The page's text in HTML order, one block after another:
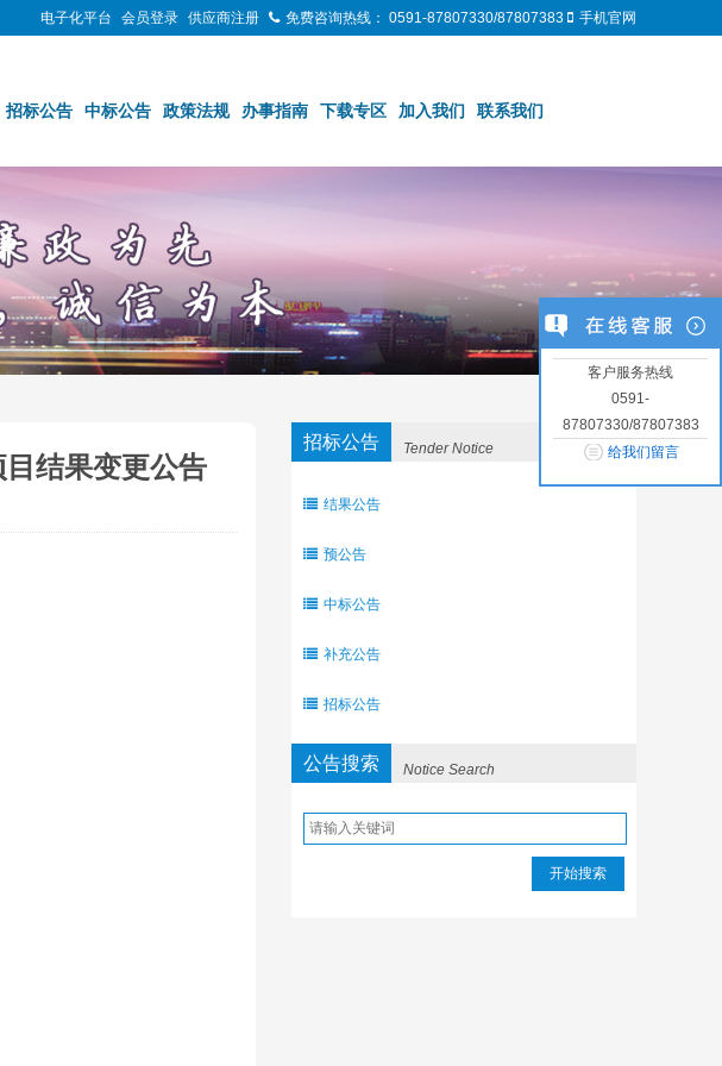
电子化平台 会员登录 供应商注册 免费咨询热线： 0591-87807330/87807383 手机官网
招标公告 中标公告 政策法规 办事指南 下载专区 加入我们 联系我们
结果变更公告
招标公告 Tender Notice
结果公告
预公告
中标公告
补充公告
招标公告
公告搜索 Notice Search
开始搜索
客户服务热线
0591-
87807330/87807383
给我们留言